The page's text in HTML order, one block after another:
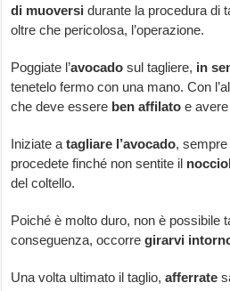
di muoversi durante la procedura di
oltre che pericolosa, l’operazione.
Poggiate l’avocado sul tagliere, in
tenetelo fermo con una mano. Con
che deve essere ben affilato e
Iniziate a tagliare l’avocado,
procedete finché non sentite il
del coltello.
Poiché è molto duro, non è possibile
conseguenza, occorregirarvi
Una volta ultimato il taglio,afferrate